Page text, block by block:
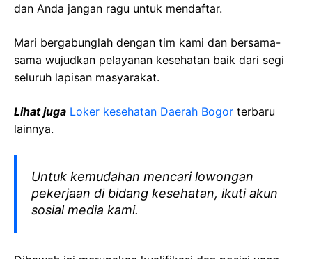
dan Anda jangan ragu untuk mendaftar.
Mari bergabunglah dengan tim kami dan bersama-
sama wujudkan pelayanan kesehatan baik dari segi
seluruh lapisan masyarakat.
Lihat juga Loker kesehatan Daerah Bogor terbaru
lainnya.
Untuk kemudahan mencari lowongan
pekerjaan di bidang kesehatan, ikuti akun
sosial media kami.